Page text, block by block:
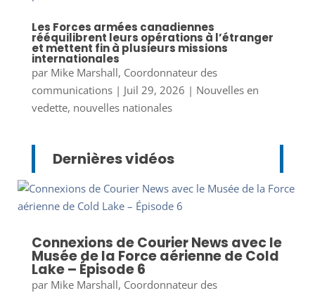
Les Forces armées canadiennes
rééquilibrent leurs opérations à l’étranger
et mettent fin à plusieurs missions
internationales
par Mike Marshall, Coordonnateur des
communications| Juil 29, 2026 | Nouvelles en
vedette, nouvelles nationales
Dernières vidéos
Connexions de Courier News avec le
Musée de la Force aérienne de Cold
Lake – Épisode 6
par Mike Marshall, Coordonnateur des